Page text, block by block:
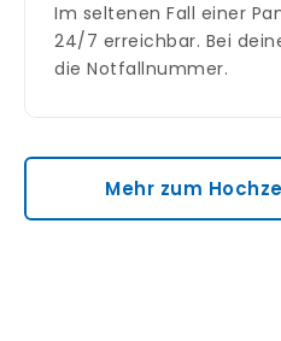
Im seltenen Fall einer
24/7 erreichbar. Bei
die Notfallnummer.
Mehr zum